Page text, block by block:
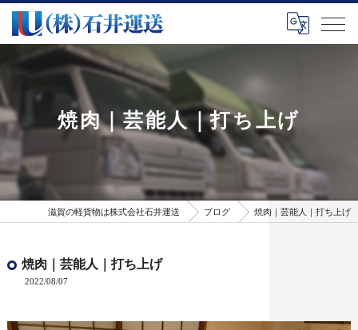
焼肉｜芸能人｜打ち上げ
滋賀の軽貨物は株式会社石井運送 ブログ 焼肉｜芸能人｜打ち上げ
焼肉｜芸能人｜打ち上げ
2022/08/07